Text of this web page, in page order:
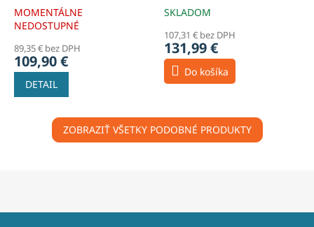
MOMENTÁLNE
NEDOSTUPNÉ
89,35 € bez DPH
109,90 €
DETAIL
40109090
SKLADOM
107,31 € bez DPH
131,99 €
Do košíka
ZOBRAZIŤ VŠETKY PODOBNÉ PRODUKTY